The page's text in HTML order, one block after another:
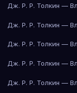
Дж. Р. Р. Толкин —
Дж. Р. Р. Толкин —
Дж. Р. Р. Толкин —
Дж. Р. Р. Толкин —
Дж. Р. Р. Толкин —